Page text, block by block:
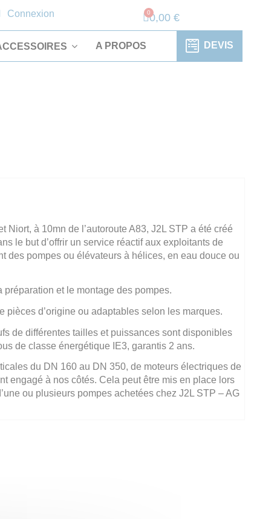
Connexion 0,00 €
A PROPOS DEVIS
à 10mn de l’autoroute A83, J2L STP a été créé
le but d’offrir un service réactif aux exploitants de
des pompes ou élévateurs à hélices, en eau douce ou
préparation et le montage des pompes.
pièces d’origine ou adaptables selon les marques.
de différentes tailles et puissances sont disponibles
de classe énergétique IE3, garantis 2 ans.
du DN 160 au DN 350, de moteurs électriques de
engagé à nos côtés. Cela peut être mis en place lors
ou plusieurs pompes achetées chez J2L STP – AG